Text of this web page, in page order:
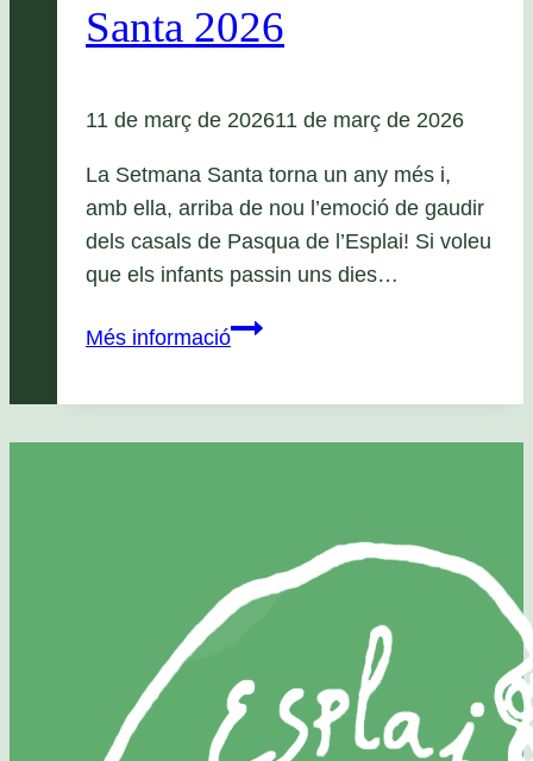
Santa 2026
11 de març de 202611 de març de 2026
La Setmana Santa torna un any més i,
amb ella, arriba de nou l’emoció de gaudir
dels casals de Pasqua de l’Esplai! Si voleu
que els infants passin uns dies…
Més informacióCasals